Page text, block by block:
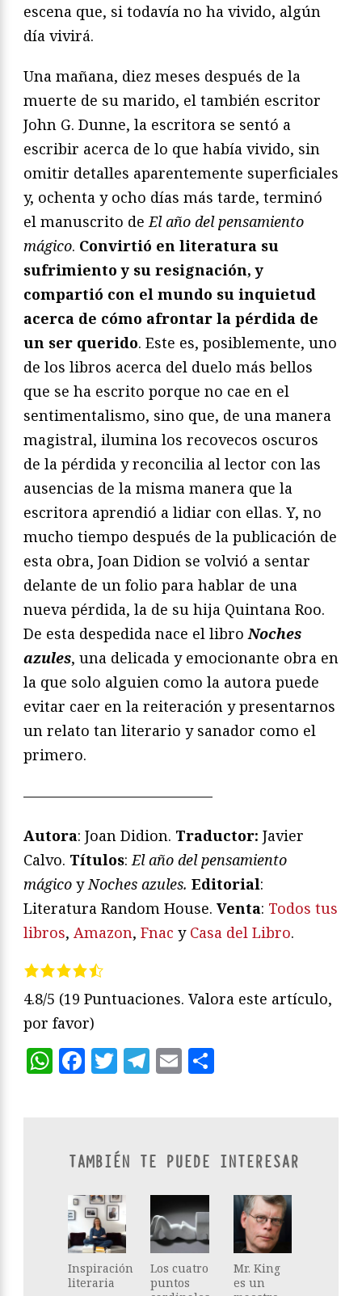
escena que, si todavía no ha vivido, algún
día vivirá.
Una mañana, diez meses después de la
muerte de su marido, el también escritor
John G. Dunne, la escritora se sentó a
escribir acerca de lo que había vivido, sin
omitir detalles aparentemente superficiales
y, ochenta y ocho días más tarde, terminó
el manuscrito de El año del pensamiento
mágico. Convirtió en literatura su
sufrimiento y su resignación, y
compartió con el mundo su inquietud
acerca de cómo afrontar la pérdida de
un ser querido. Este es, posiblemente, uno
de los libros acerca del duelo más bellos
que se ha escrito porque no cae en el
sentimentalismo, sino que, de una manera
magistral, ilumina los recovecos oscuros
de la pérdida y reconcilia al lector con las
ausencias de la misma manera que la
escritora aprendió a lidiar con ellas. Y, no
mucho tiempo después de la publicación de
esta obra, Joan Didion se volvió a sentar
delante de un folio para hablar de una
nueva pérdida, la de su hija Quintana Roo.
De esta despedida nace el libro Noches
azules, una delicada y emocionante obra en
la que solo alguien como la autora puede
evitar caer en la reiteración y presentarnos
un relato tan literario y sanador como el
primero.
—————————————
Autora: Joan Didion. Traductor: Javier
Calvo. Títulos: El año del pensamiento
mágico y Noches azules. Editorial:
Literatura Random House. Venta: Todos tus
libros, Amazon, Fnac y Casa del Libro.
4.8/5 (19 Puntuaciones. Valora este artículo,
por favor)
WhatsApp
Facebook
Twitter
Telegram
Email
TAMBIÉN TE PUEDE INTERESAR
Inspiración
literaria
Los cuatro
puntos
Mr. King
es un